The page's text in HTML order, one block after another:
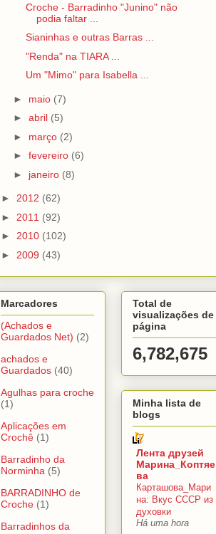
Croche - Barradinho "Junino" não
podia faltar ...
Sianinhas e outras Barras ...
"Renda" na TIARA ...
Um "Mimo" para Isabella ...
► maio (7)
► abril (5)
► março (2)
► fevereiro (6)
► janeiro (8)
► 2012 (62)
► 2011 (92)
► 2010 (102)
► 2009 (43)
Marcadores
(Achados e
Guardados Net) (2)
achados e
Guardados (40)
Agulhas para croche
(1)
Aplicações em
Crochê (1)
Barradinho da
Norminha (5)
BARRADINHO de
Croche (1)
Barradinhos da
Total de
visualizações de
página
6,782,675
Minha lista de
blogs
Лента друзей
Марина_Коптяе
ва
Карташова_Мари
на: Вкус СССР из
духовки
Há uma hora